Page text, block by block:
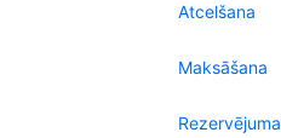
Atcelšana
Maksāšana
Rezervējuma